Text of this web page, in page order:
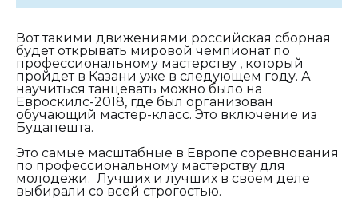
Вот такими движениями российская сборная
будет открывать мировой чемпионат по
профессиональному мастерству , который
пройдет в Казани уже в следующем году. А
научиться танцевать можно было на
Евроскилс-2018, где был организован
обучающий мастер-класс. Это включение из
Будапешта.
Это самые масштабные в Европе соревнования
по профессиональному мастерству для
молодежи. Лучших и лучших в своем деле
выбирали со всей строгостью.